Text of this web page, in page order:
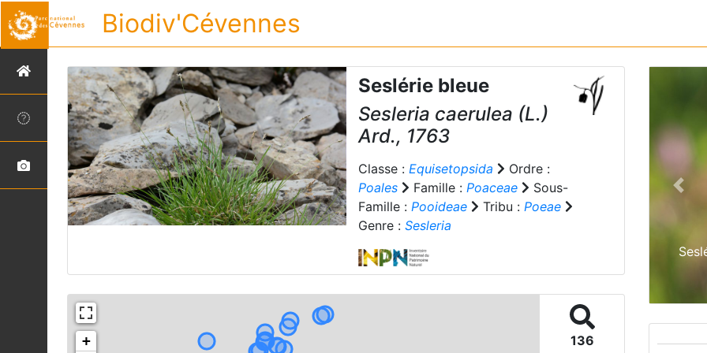
Biodiv'Cévennes
Seslérie bleue
Sesleria caerulea (L.)
Ard., 1763
Classe : Equisetopsida
Ordre :
Poales
Famille : Poaceae
Sous-
Famille : Pooideae Tribu : Poeae
Genre : Sesleria
+ 136